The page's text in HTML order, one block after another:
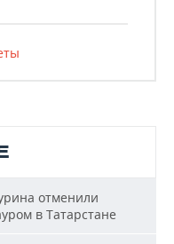
отменили
в Татарстане